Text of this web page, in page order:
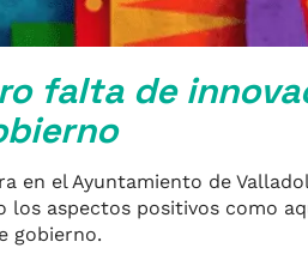
falta de
en el Ayuntamiento de
aspectos positivos como
gobierno.